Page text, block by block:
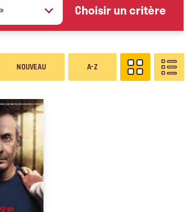
Choisir un critère
NOUVEAU A-Z